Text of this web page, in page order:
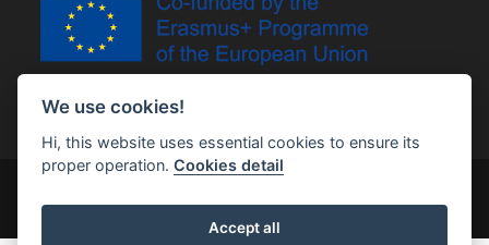
We use cookies!
Hi, this website uses essential cookies to ensure its
proper operation.Cookies detail
Accept all